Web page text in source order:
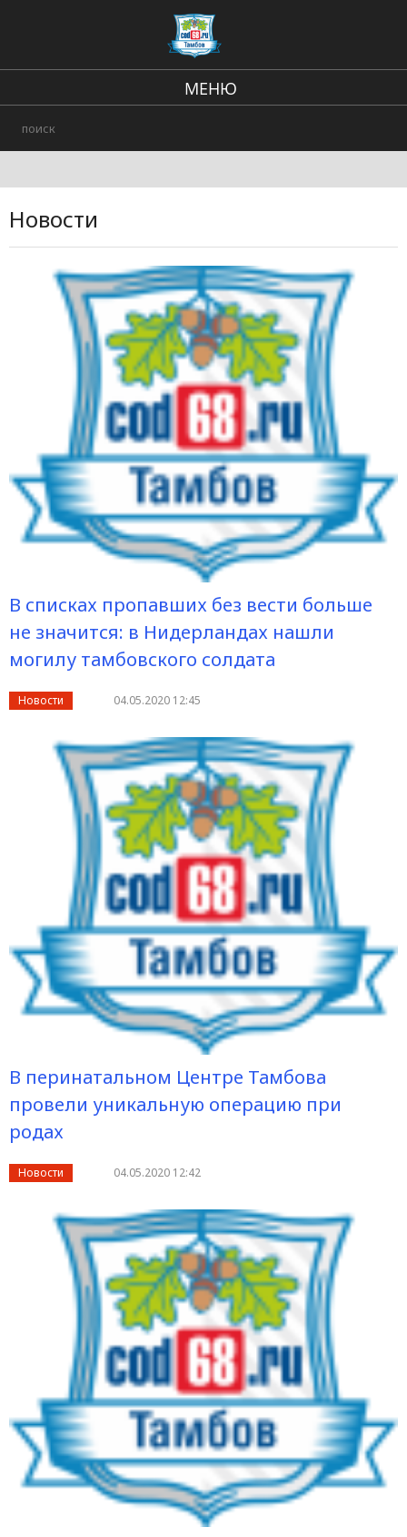
МЕНЮ
Новости
В списках пропавших без вести больше
не значится: в Нидерландах нашли
могилу тамбовского солдата
Новости 04.05.2020 12:45
В перинатальном Центре Тамбова
провели уникальную операцию при
родах
Новости 04.05.2020 12:42